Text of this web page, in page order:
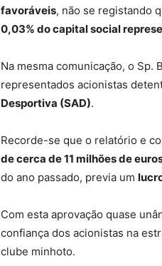
favoráveis, não se registando
0,03% do capital social
Na mesma comunicação, o Sp.
representados acionistas
Desportiva (SAD).
Recorde-se que o relatório e
de cerca de 11 milhões de
do ano passado, previa um
Com esta aprovação quase
confiança dos acionistas na
clube minhoto.